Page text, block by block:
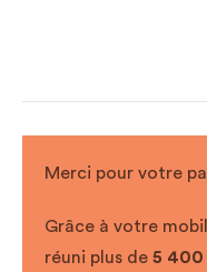
Merci pour votre
Grâce à votre
réuni plus de 5 400